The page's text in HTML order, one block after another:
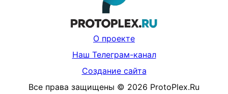
О проекте
Наш Телеграм-канал
Создание сайта
Все права защищены © 2026 ProtoPlex.Ru